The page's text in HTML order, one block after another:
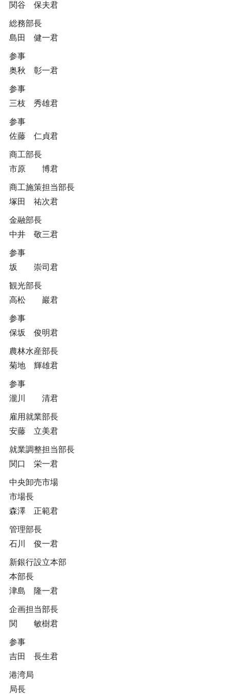
関谷 保夫君
総務部長
島田 健一君
参事
奥秋 彰一君
参事
三枝 秀雄君
参事
佐藤 仁貞君
商工部長
市原 博君
商工施策担当部長
塚田 祐次君
金融部長
中井 敬三君
参事
坂 崇司君
観光部長
高松 巖君
参事
保坂 俊明君
農林水産部長
菊地 輝雄君
参事
瀧川 清君
雇用就業部長
安藤 立美君
就業調整担当部長
関口 栄一君
中央卸売市場
市場長
森澤 正範君
管理部長
石川 俊一君
新銀行設立本部
本部長
津島 隆一君
企画担当部長
関 敏樹君
参事
吉田 長生君
港湾局
局長